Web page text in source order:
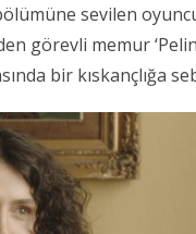
sevilen
görevli memur
bir kıskançlığa